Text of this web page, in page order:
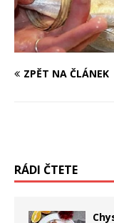
ZPĚT NA ČLÁNEK
RÁDI ČTETE